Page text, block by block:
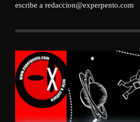
escribe a redaccion@experpento.com